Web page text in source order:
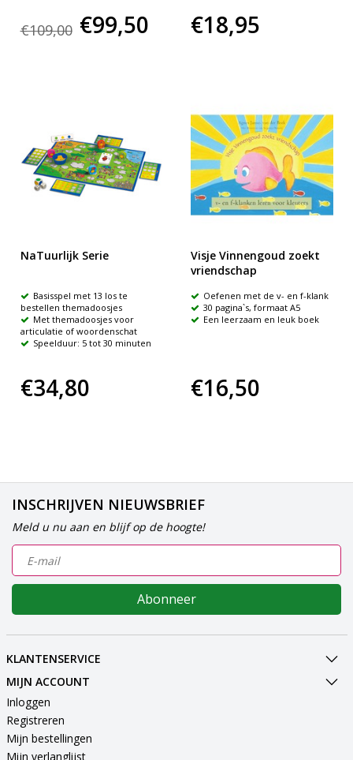
€109,00 €99,50 €18,95
NaTuurlijk Serie
Basisspel met 13 los te
bestellen themadoosjes
Met themadoosjes voor
articulatie of woordenschat
Speelduur: 5 tot 30 minuten
€34,80
Visje Vinnengoud zoekt
vriendschap
Oefenen met de v- en f-klank
30 pagina`s, formaat A5
Een leerzaam en leuk boek
€16,50
INSCHRIJVEN NIEUWSBRIEF
Meld u nu aan en blijf op de hoogte!
Abonneer
KLANTENSERVICE
MIJN ACCOUNT
Inloggen
Registreren
Mijn bestellingen
Mijn verlanglijst